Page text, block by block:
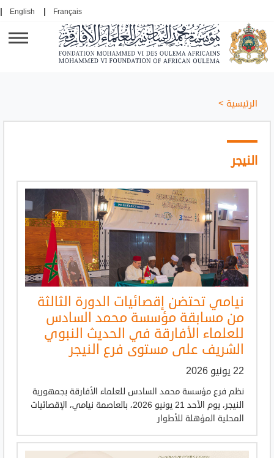
Français
English
الرئيسية >
النيجر
نيامي تحتضن إقصائيات الدورة الثالثة
من مسابقة مؤسسة محمد السادس
للعلماء الأفارقة في الحديث النبوي
الشريف على مستوى فرع النيجر
22 يونيو 2026
نظم فرع مؤسسة محمد السادس للعلماء الأفارقة بجمهورية
النيجر، يوم الأحد 21 يونيو 2026، بالعاصمة نيامي، الإقصائيات
المحلية المؤهلة للأطوار